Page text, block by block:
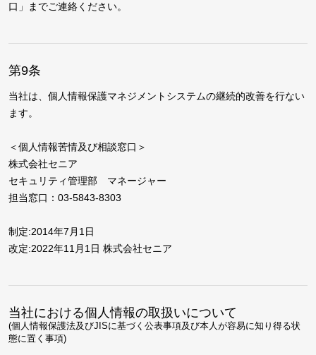
口」までご連絡ください。
第9条
当社は、個人情報保護マネジメントシステムの継続的改善を行ない
ます。
＜個人情報苦情及び相談窓口＞
株式会社セニア
セキュリティ管理部 マネージャー
担当窓口：03-5843-8303
制定:2014年7月1日
改定:2022年11月1日 株式会社セニア
当社における個人情報の取扱いについて
(個人情報保護法及びJISに基づく公表事項及び本人が容易に知り得る状
態に置く事項)